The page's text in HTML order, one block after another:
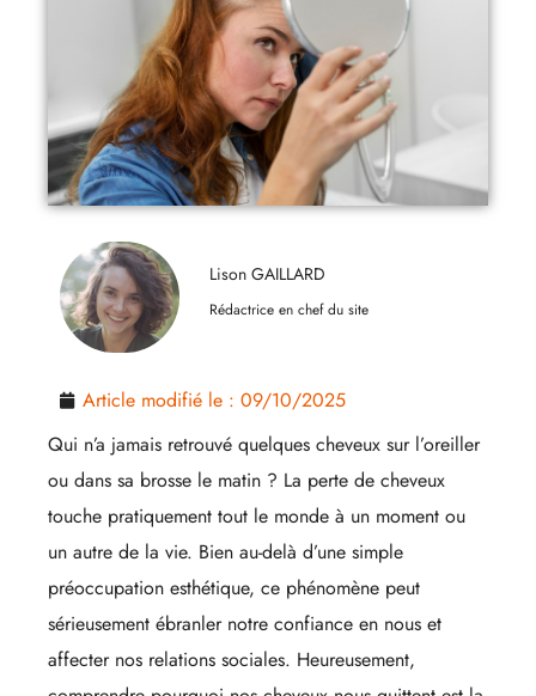
Lison GAILLARD
Rédactrice en chef du site
Article modifié le : 09/10/2025
Qui n’a jamais retrouvé quelques cheveux sur l’oreiller
ou dans sa brosse le matin ? La perte de cheveux
touche pratiquement tout le monde à un moment ou
un autre de la vie. Bien au-delà d’une simple
préoccupation esthétique, ce phénomène peut
sérieusement ébranler notre confiance en nous et
affecter nos relations sociales. Heureusement,